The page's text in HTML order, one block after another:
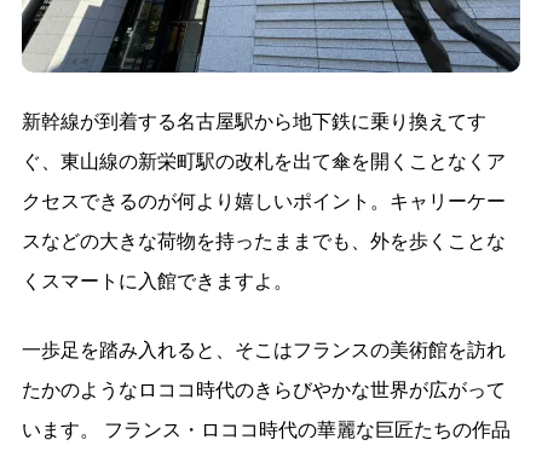
新幹線が到着する名古屋駅から地下鉄に乗り換えてす
ぐ、東山線の新栄町駅の改札を出て傘を開くことなくア
クセスできるのが何より嬉しいポイント。キャリーケー
スなどの大きな荷物を持ったままでも、外を歩くことな
くスマートに入館できますよ。
一歩足を踏み入れると、そこはフランスの美術館を訪れ
たかのようなロココ時代のきらびやかな世界が広がって
います。 フランス・ロココ時代の華麗な巨匠たちの作品